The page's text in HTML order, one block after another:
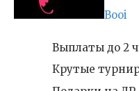
Booi
Выплаты до 2
Крутые